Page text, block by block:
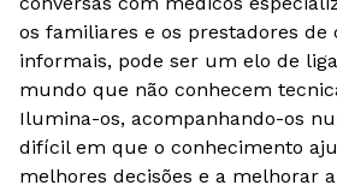
os familiares e os prestadores de
informais, pode ser um elo de
mundo que não conhecem
Ilumina-os, acompanhando-os
difícil em que o conhecimento
melhores decisões e a melhorar